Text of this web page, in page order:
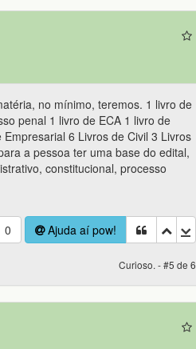
no mínimo, teremos. 1 livro de
penal 1 livro de ECA 1 livro de
6 Livros de Civil 3 Livros
a pessoa ter uma base do edital,
constitucional, processo
0 Ajuda aí pow!
Curioso. - #5 de 6